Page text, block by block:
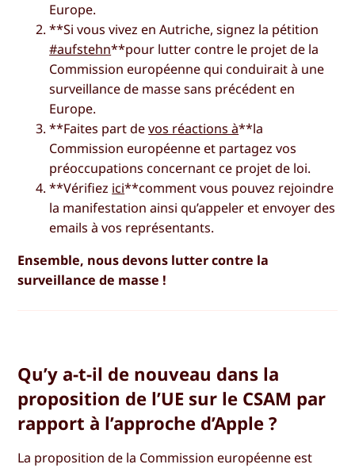
Europe.
**Si vous vivez en Autriche, signez la pétition
#aufstehn**pour lutter contre le projet de la
Commission européenne qui conduirait à une
surveillance de masse sans précédent en
Europe.
**Faites part devos réactions à**la
Commission européenne et partagez vos
préoccupations concernant ce projet de loi.
**Vérifiez ici**comment vous pouvez rejoindre
la manifestation ainsi qu’appeler et envoyer des
emails à vos représentants.
Ensemble, nous devons lutter contre la
surveillance de masse !
Qu’y a-t-il de nouveau dans la
proposition de l’UE sur le CSAM par
rapport à l’approche d’Apple ?
La proposition de la Commission européenne est